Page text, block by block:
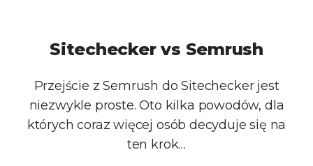
Sitechecker vs Semrush
Przejście z Semrush do Sitechecker jest
niezwykle proste. Oto kilka powodów, dla
których coraz więcej osób decyduje się na
ten krok…